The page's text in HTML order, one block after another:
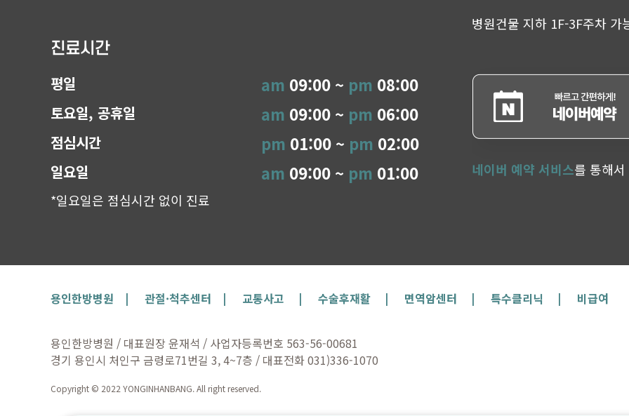
진료시간
평일 am 09:00 ~ pm 08:00
토요일, 공휴일 am 09:00 ~ pm 06:00
점심시간 pm 01:00 ~ pm 02:00
일요일 am 09:00 ~ pm 01:00
*일요일은 점심시간 없이 진료
병원건물 지하 1F-3F주차 가
네이버 예약 서비스를 통해
용인한방병원 | 관절·척추센터 | 교통사고 | 수술후재활 | 면역암센터 | 특수클리닉 | 비급여
용인한방병원 / 대표원장 윤재석 / 사업자등록번호 563-56-00681
경기 용인시 처인구 금령로71번길 3, 4~7층 / 대표전화 031)336-1070
Copyright © 2022 YONGINHANBANG. All right reserved.